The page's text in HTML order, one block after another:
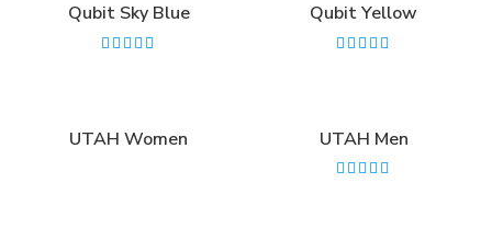
Qubit Sky Blue Qubit Yellow
UTAH Women UTAH Men